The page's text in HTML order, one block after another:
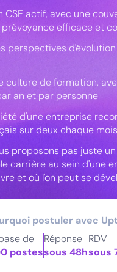
CSE actif, avec une
prévoyance efficace et
perspectives
culture de formation,
an et par personne
d'une entreprise
sur deux chaque mois
proposons pas juste
carrière au sein d'une
et où l'on peut se
postuler avec
de
postes
Réponse
sous 48h
RDV
sous